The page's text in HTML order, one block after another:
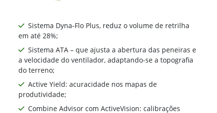
Sistema Dyna-Flo Plus, reduz o volume de retrilha
em até 28%;
Sistema ATA – que ajusta a abertura das peneiras e
a velocidade do ventilador, adaptando-se a topografia
do terreno;
Active Yield: acuracidade nos mapas de
produtividade;
Combine Advisor com ActiveVision: calibrações